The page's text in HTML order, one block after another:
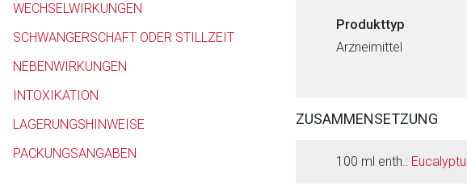
WECHSELWIRKUNGEN
SCHWANGERSCHAFT ODER STILLZEIT
NEBENWIRKUNGEN
INTOXIKATION
LAGERUNGSHINWEISE
PACKUNGSANGABEN
Produkttyp
Arzneimittel
ZUSAMMENSETZUNG
100 ml enth.: